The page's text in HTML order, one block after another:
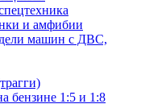
и амфибии
машин с ДВС,
бензине 1:5 и 1:8